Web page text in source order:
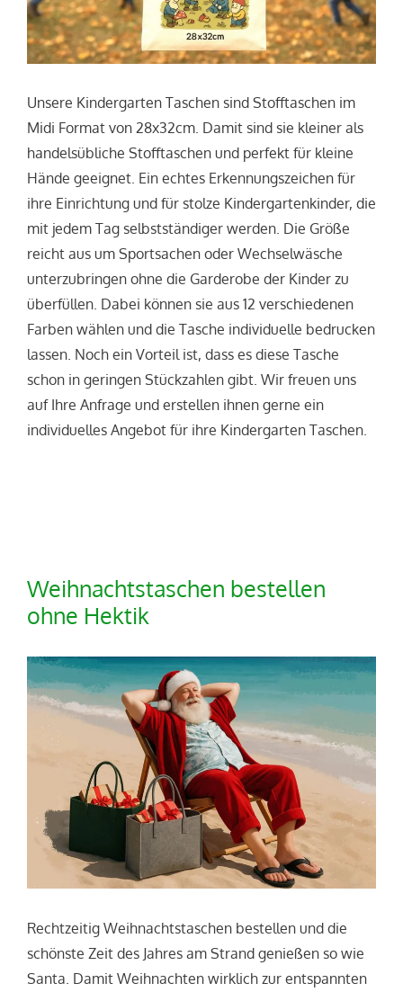
Unsere Kindergarten Taschen sind Stofftaschen im
Midi Format von 28x32cm. Damit sind sie kleiner als
handelsübliche Stofftaschen und perfekt für kleine
Hände geeignet. Ein echtes Erkennungszeichen für
ihre Einrichtung und für stolze Kindergartenkinder, die
mit jedem Tag selbstständiger werden. Die Größe
reicht aus um Sportsachen oder Wechselwäsche
unterzubringen ohne die Garderobe der Kinder zu
überfüllen. Dabei können sie aus 12 verschiedenen
Farben wählen und die Tasche individuelle bedrucken
lassen. Noch ein Vorteil ist, dass es diese Tasche
schon in geringen Stückzahlen gibt. Wir freuen uns
auf Ihre Anfrage und erstellen ihnen gerne ein
individuelles Angebot für ihre Kindergarten Taschen.
Weihnachtstaschen bestellen
ohne Hektik
Rechtzeitig Weihnachtstaschen bestellen und die
schönste Zeit des Jahres am Strand genießen so wie
Santa. Damit Weihnachten wirklich zur entspannten